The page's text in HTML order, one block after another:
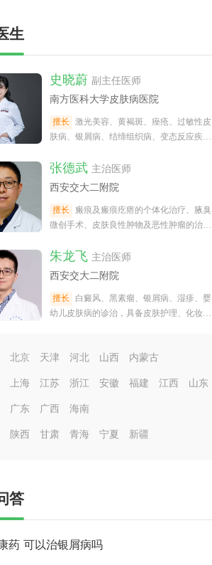
生
史晓蔚 副主任医师
南方医科大学皮肤病医院
擅长
激光美容、黄褐斑、痤疮、过敏性皮
肤病、银屑病、结缔组织病、变态反应疾
张德武 主治医师
西安交大二附院
擅长
瘢痕及瘢痕疙瘩的个体化治疗、腋臭
微创手术、皮肤良性肿物及恶性肿瘤的治
朱龙飞 主治医师
西安交大二附院
擅长
白癜风、黑素瘤、银屑病、湿疹、婴
幼儿皮肤病的诊治，具备皮肤护理、化妆品
北京 天津 河北 山西 内蒙古
上海 江苏 浙江 安徽 福建 江西 山东
广东 广西 海南
陕西 甘肃 青海 宁夏 新疆
答
药 可以治银屑病吗